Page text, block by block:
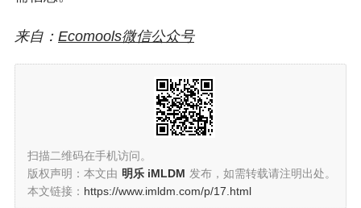
来自： Ecomools微信公众号
扫描二维码在手机访问。
版权声明：本文由 明乐 iMLDM 发布，如需转载请注明出处。
本文链接： https://www.imldm.com/p/17.html